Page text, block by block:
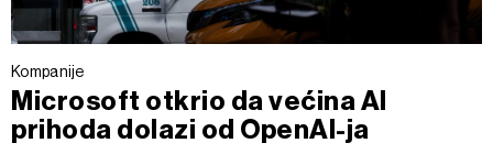
Kompanije
Microsoft otkrio da većina AI
prihoda dolazi od OpenAI-ja